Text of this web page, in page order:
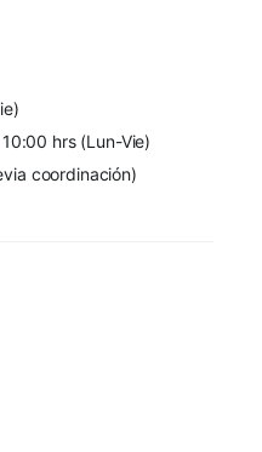
hrs (Lun-Vie)
coordinación)